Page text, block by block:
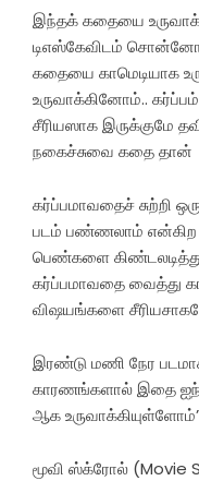
இந்தக் கதையை
டிஎஸ்கேவிடம்
கதையை காமெடியாக
உருவாக்கினோம்..
சீரியஸாக இருக்குமே
நகைச்சுவை கதை தான்
கர்ப்பமாவதைச் சுற்றி
படம் பண்ணலாம் என்கிற
பெண்களை கிண்டலடித்து
கர்ப்பமாவதை வைத்து
விஷயங்களை
இரண்டு மணி நேர
காரணங்களால் இதை
ஆக
மூவி ஸ்க்ரோல் (Movie